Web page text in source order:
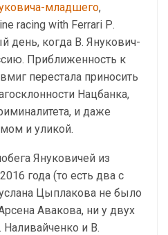
младшего,
racing with Ferrari Р.
день, когда В. Янукович-
Приближенность к
перестала приносить
Нацбанка,
и даже
и уликой.
Януковичей из
года (то есть два с
Цыплакова не было
Авакова, ни у двух
и В.